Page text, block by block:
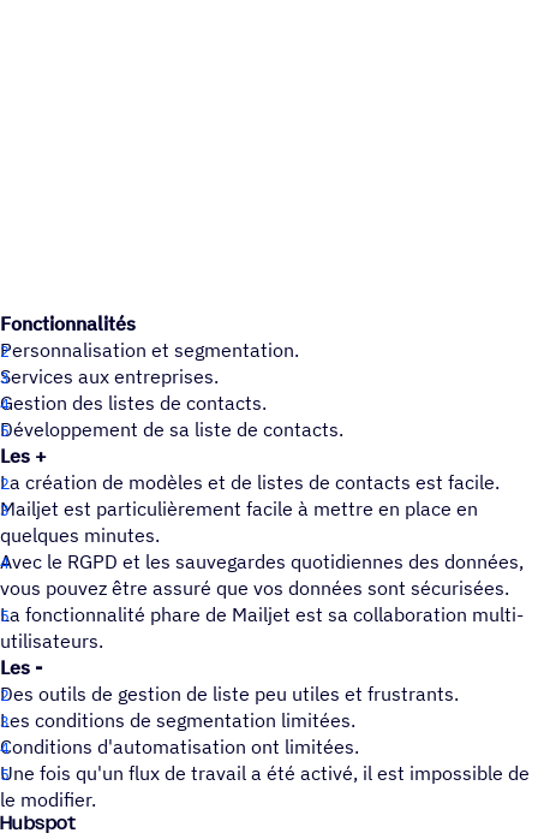
Fonctionnalités
Personnalisation et segmentation.
Services aux entreprises.
Gestion des listes de contacts.
Développement de sa liste de contacts.
Les +
La création de modèles et de listes de contacts est facile.
Mailjet est particulièrement facile à mettre en place en
quelques minutes.
Avec le RGPD et les sauvegardes quotidiennes des données,
vous pouvez être assuré que vos données sont sécurisées.
La fonctionnalité phare de Mailjet est sa collaboration multi-
utilisateurs.
Les -
Des outils de gestion de liste peu utiles et frustrants.
Les conditions de segmentation limitées.
Conditions d'automatisation ont limitées.
Une fois qu'un flux de travail a été activé, il est impossible de
le modifier.
Hubspot